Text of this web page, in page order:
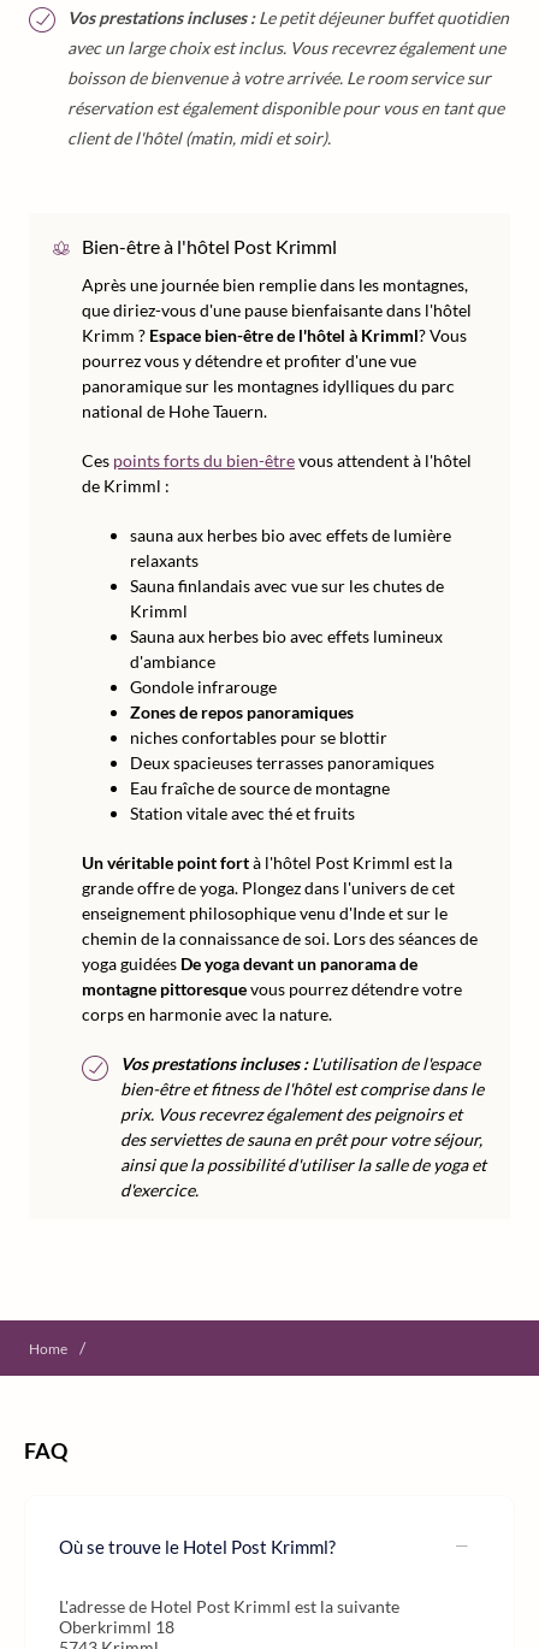
Vos prestations incluses :Le petit déjeuner buffet quotidien
avec un large choix est inclus. Vous recevrez également une
boisson de bienvenue à votre arrivée. Le room service sur
réservation est également disponible pour vous en tant que
client de l'hôtel (matin, midi et soir).
Bien-être à l'hôtel Post Krimml
Après une journée bien remplie dans les montagnes,
que diriez-vous d'une pause bienfaisante dans l'hôtel
Krimm ? Espace bien-être de l'hôtel à Krimml? Vous
pourrez vous y détendre et profiter d'une vue
panoramique sur les montagnes idylliques du parc
national de Hohe Tauern.
Ces points forts du bien-êtrevous attendent à l'hôtel
de Krimml :
sauna aux herbes bio avec effets de lumière
relaxants
Sauna finlandais avec vue sur les chutes de
Krimml
Sauna aux herbes bio avec effets lumineux
d'ambiance
Gondole infrarouge
Zones de repos panoramiques
niches confortables pour se blottir
Deux spacieuses terrasses panoramiques
Eau fraîche de source de montagne
Station vitale avec thé et fruits
Un véritable point fortà l'hôtel Post Krimml est la
grande offre de yoga. Plongez dans l'univers de cet
enseignement philosophique venu d'Inde et sur le
chemin de la connaissance de soi. Lors des séances de
yoga guidées De yoga devant un panorama de
montagne pittoresquevous pourrez détendre votre
corps en harmonie avec la nature.
Vos prestations incluses :L'utilisation de l'espace
bien-être et fitness de l'hôtel est comprise dans le
prix. Vous recevrez également des peignoirs et
des serviettes de sauna en prêt pour votre séjour,
ainsi que la possibilité d'utiliser la salle de yoga et
d'exercice.
Home /
FAQ
Où se trouve le Hotel Post Krimml?
L'adresse de Hotel Post Krimml est la suivante
Oberkrimml 18